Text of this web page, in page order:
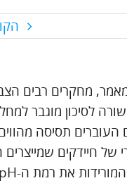
מחקרים רבים
לסיכון מוגבר
העוברים תסיסה
של חיידקים שמייצרים